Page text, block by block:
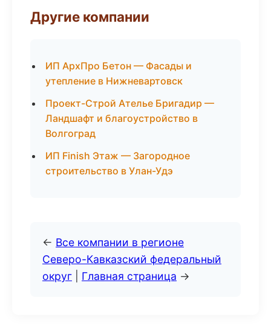
Другие компании
ИП АрхПро Бетон — Фасады и
утепление в Нижневартовск
Проект-Строй Ателье Бригадир —
Ландшафт и благоустройство в
Волгоград
ИП Finish Этаж — Загородное
строительство в Улан-Удэ
← Все компании в регионе
Северо-Кавказский федеральный
округ
Главная страница →